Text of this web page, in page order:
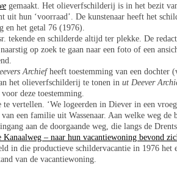
gemaakt. Het olieverfschilderij is in het bezit
uit hun ‘voorraad’. De kunstenaar heeft het
en het getal 76 (1976).
tekende en schilderde altijd ter plekke. De
op zoek te gaan naar een foto of een
Archiefheeft toestemming van een dochter
het olieverfschilderij te tonen in ut Deever
deze toestemming.
vertellen. ‘We logeerden in Diever in een
een familie uit Wassenaar. Aan welke weg
aan de doorgaande weg, die langs de
Kanaalweg – naar hun vacantiewoning bevond
in die productieve schildervacantie in 1976 het
van de vacantiewoning.